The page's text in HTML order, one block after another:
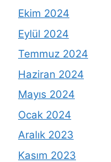
Ekim 2024
Eylül 2024
Temmuz 2024
Haziran 2024
Mayıs 2024
Ocak 2024
Aralık 2023
Kasım 2023